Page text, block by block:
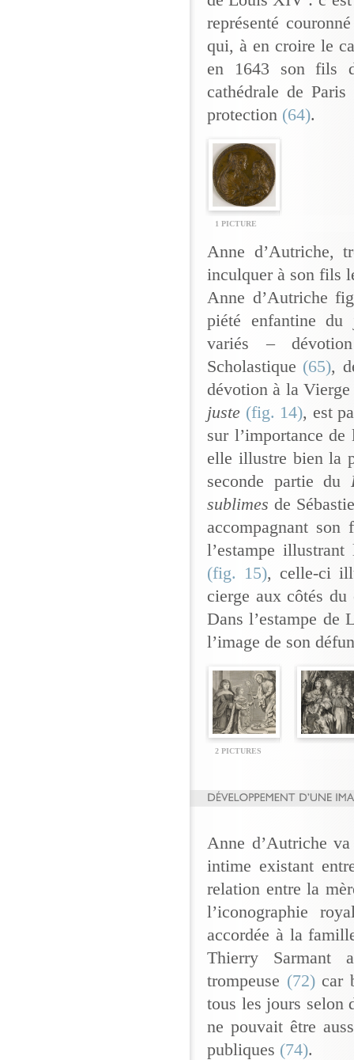
représenté
qui, à en croire le
en 1643 son fils
cathédrale de
protection (64).
1 PICTURE
Anne d’Autriche,
inculquer à son fils
Anne d’Autriche
piété enfantine
variés –
Scholastique (65),
dévotion à la Vierge
juste (fig. 14), est
sur l’importance
elle illustre bien la
seconde partie du
sublimes de
accompagnant
l’estampe
(fig. 15), celle-ci
cierge aux côtés
Dans l’estampe de
l’image de son
2 PICTURES
Anne d’Autriche
intime existant
relation entre la
l’iconographie
accordée à la
Thierry Sarmant
trompeuse (72)car
tous les jours selon
ne pouvait être
publiques (74).